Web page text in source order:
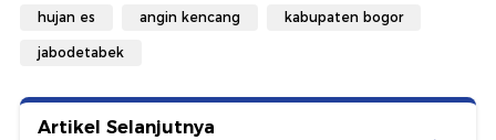
hujan es angin kencang kabupaten bogor
jabodetabek
Artikel Selanjutnya